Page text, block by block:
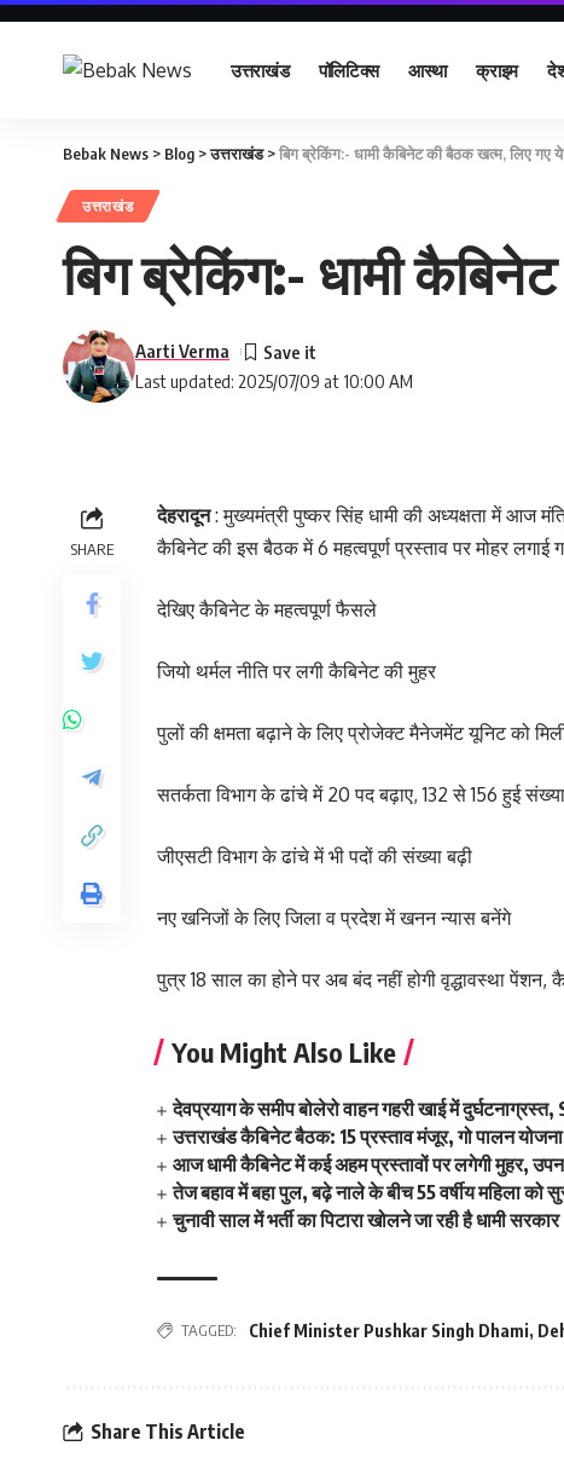
उत्तराखंड पॉलिटिक्स आस्था क्राइम
Bebak News > Blog >उत्तराखंड>बिग ब्रेकिंग:- धामी कैबिनेट की बैठक खत्म, लिए
उत्तराखंड
बिग ब्रेकिंग:- धामी
Last updated: 2025/07/09 at 10:00 AM
Aarti Verma
SHARE
देहरादून: मुख्यमंत्री पुष्कर सिंह धामी की अध्यक्षता में आज
कैबिनेट की इस बैठक में 6 महत्वपूर्ण प्रस्ताव पर मोहर लगाई
देखिए कैबिनेट के महत्वपूर्ण फैसले
जियो थर्मल नीति पर लगी कैबिनेट की मुहर
पुलों की क्षमता बढ़ाने के लिए प्रोजेक्ट मैनेजमेंट यूनिट को
सतर्कता विभाग के ढांचे में 20 पद बढ़ाए, 132 से 156 हुई संख्या
जीएसटी विभाग के ढांचे में भी पदों की संख्या बढ़ी
नए खनिजों के लिए जिला व प्रदेश में खनन न्यास बनेंगे
पुत्र 18 साल का होने पर अब बंद नहीं होगी वृद्धावस्था
You Might Also Like
देवप्रयाग के समीप बोलेरो वाहन गहरी खाई में दुर्घटनाग्रस्त,
उत्तराखंड कैबिनेट बैठक: 15 प्रस्ताव मंजूर, गो पालन
आज धामी कैबिनेट में कई अहम प्रस्तावों पर लगेगी मुहर,
तेज बहाव में बहा पुल, बढ़े नाले के बीच 55 वर्षीय महिला को
चुनावी साल में भर्ती का पिटारा खोलने जा रही है धामी सरकार
TAGGED: Chief Minister Pushkar Singh Dhami,
Share This Article